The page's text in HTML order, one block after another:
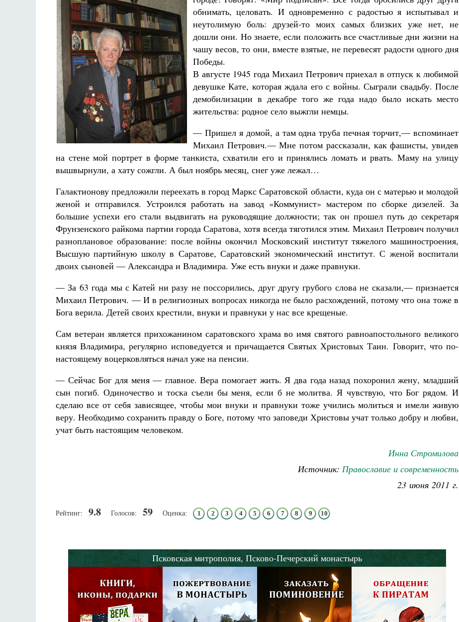
обнимать, целовать. И одновременно с радостью я испытывал и
неутолимую боль: друзей-то моих самых близких уже нет, не
дошли они. Но знаете, если положить все счастливые дни жизни на
чашу весов, то они, вместе взятые, не перевесят радости одного дня
Победы.
В августе 1945 года Михаил Петрович приехал в отпуск к любимой
девушке Кате, которая ждала его с войны. Сыграли свадьбу. После
демобилизации в декабре того же года надо было искать место
жительства: родное село вы­жгли немцы.
— Пришел я домой, а там одна труба печная торчит,— вспоминает
Михаил Петрович.— Мне потом рассказали, как фашисты, увидев
на стене мой портрет в форме танкиста, схватили его и принялись ломать и рвать. Маму на улицу
вышвырнули, а хату сожгли. А был ноябрь месяц, снег уже лежал…
Галактионову предложили переехать в город Маркс Саратовской области, куда он с матерью и молодой
женой и отправился. Устроился работать на завод «Коммунист» мастером по сборке дизелей. За
большие успехи его стали выдвигать на руководящие должности; так он прошел путь до секретаря
Фрунзенского райкома партии города Саратова, хотя всегда тяготился этим. Михаил Петрович получил
разноплановое образование: после войны окончил Московский институт тяжелого машиностроения,
Высшую партийную школу в Саратове, Саратовский экономический институт. С женой воспитали
двоих сыновей — Александра и Владимира. Уже есть внуки и даже правнуки.
— За 63 года мы с Катей ни разу не поссорились, друг другу грубого слова не сказали,— признается
Михаил Петрович. — И в религиозных вопросах никогда не было расхождений, потому что она тоже в
Бога верила. Детей своих крестили, внуки и правнуки у нас все крещеные.
Сам ветеран является прихожанином саратовского храма во имя святого равноапостольного великого
князя Владимира, регулярно исповедуется и причащается Святых Христовых Таин. Говорит, что по-
настоящему воцерковляться начал уже на пенсии.
— Сейчас Бог для меня — главное. Вера помогает жить. Я два года назад похоронил жену, младший
сын погиб. Одиночество и тоска съели бы меня, если б не молитва. Я чувствую, что Бог рядом. И
сделаю все от себя зависящее, чтобы мои внуки и правнуки тоже учились молиться и имели живую
веру. Необходимо сохранить правду о Боге, потому что заповеди Христовы учат только добру и любви,
учат быть настоящим человеком.
Инна Стромилова
Источник: Православие и современность
23 июня 2011 г.
Рейтинг: 9.8 Голосов: 59 Оценка: 1 2 3 4 5 6 7 8 9 10
Псковская митрополия, Псково-Печерский монастырь